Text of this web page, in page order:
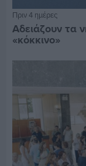
Πριν 4 ημέρες
Αδειάζουν τα
«κόκκινο»